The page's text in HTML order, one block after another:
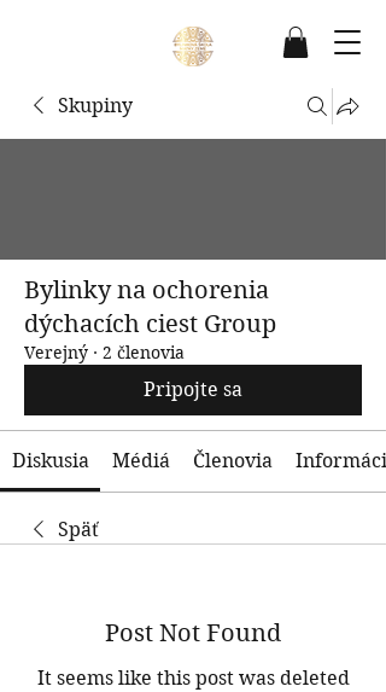
Skupiny
Bylinky na ochorenia
dýchacích ciest Group
Verejný · 2 členovia
Pripojte sa
Diskusia Médiá Členovia Informácie
Späť
Post Not Found
It seems like this post was deleted